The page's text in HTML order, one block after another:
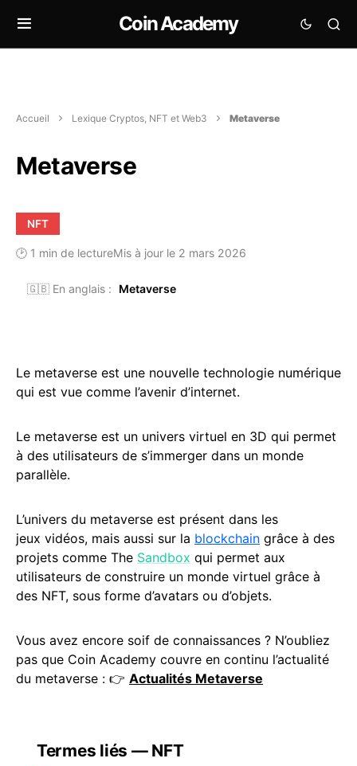
Coin Academy
Accueil Lexique Cryptos, NFT et Web3 Metaverse
Metaverse
NFT
🕑 1 min de lectureMis à jour le 2 mars 2026
🇬🇧 En anglais : Metaverse
Le metaverse est une nouvelle technologie numérique
qui est vue comme l’avenir d’internet.
Le metaverse est un univers virtuel en 3D qui permet
à des utilisateurs de s’immerger dans un monde
parallèle.
L’univers du metaverse est présent dans les
jeux vidéos, mais aussi sur la blockchain grâce à des
projets comme The Sandbox qui permet aux
utilisateurs de construire un monde virtuel grâce à
des NFT, sous forme d’avatars ou d’objets.
Vous avez encore soif de connaissances ? N’oubliez
pas que Coin Academy couvre en continu l’actualité
du metaverse : 👉 Actualités Metaverse
Termes liés — NFT